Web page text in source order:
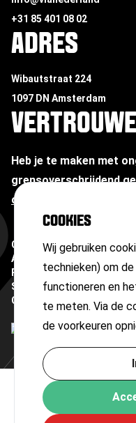
COOKIES
Wij gebruiken
technieken) om
functioneren en
te meten. Via de
de voorkeuren
+31 85 401 08 02
ADRES
Wibautstraat 224
1097 DN Amsterdam
Heb je te maken met
grensoverschrijdend
onze
Copyright ©2026
Algemene voorwaarden
Privacyverklaring
Sitemap
Cookies